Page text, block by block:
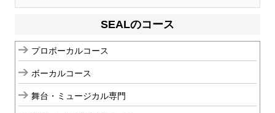
SEALのコース
プロボーカルコース
ボーカルコース
舞台・ミュージカル専門